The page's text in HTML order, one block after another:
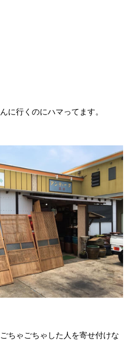
に行くのにハマってます。
ちゃごちゃした人を寄せ付けな